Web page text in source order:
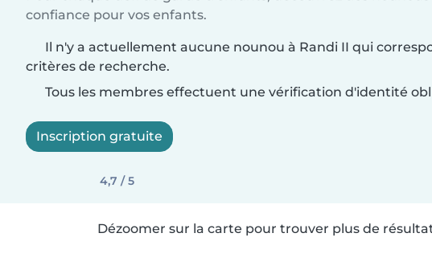
confiance pour vos enfants.
Il n'y a actuellement aucune nounou à Randi II qui
critères de recherche.
Tous les membres effectuent une vérification d'identité
Inscription gratuite
4,7 / 5
Dézoomer sur la carte pour trouver plus de